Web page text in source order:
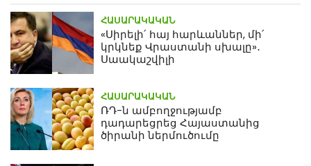
ՀԱՍԱՐԱԿԱԿԱՆ
«Սիրելի՛ հայ հարևաններ, մի՛
կրկնեք Վրաստանի սխալը»․
Սաակաշվիլի
ՀԱՍԱՐԱԿԱԿԱՆ
ՌԴ-ն ամբողջությամբ
դադարեցրեց Հայաստանից
ծիրանի ներմուծումը